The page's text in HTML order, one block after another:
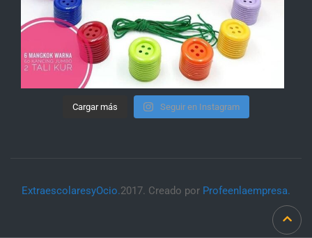
Cargar más Seguir en Instagram
ExtraescolaresyOcio.2017. Creado por Profeenlaempresa.